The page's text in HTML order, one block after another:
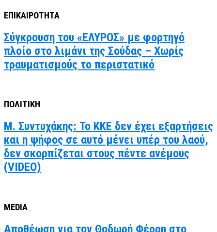
ΕΠΙΚΑΙΡΟΤΗΤΑ
Σύγκρουση του «ΕΛΥΡΟΣ» με φορτηγό
πλοίο στο λιμάνι της Σούδας – Χωρίς
τραυματισμούς το περιστατικό
ΠΟΛΙΤΙΚΗ
Μ. Συντυχάκης: Το ΚΚΕ δεν έχει εξαρτήσεις
και η ψήφος σε αυτό μένει υπέρ του λαού,
δεν σκορπίζεται στους πέντε ανέμους
(VIDEO)
MEDIA
Αποθέωση για τον Θοδωρή Φέρρη στο